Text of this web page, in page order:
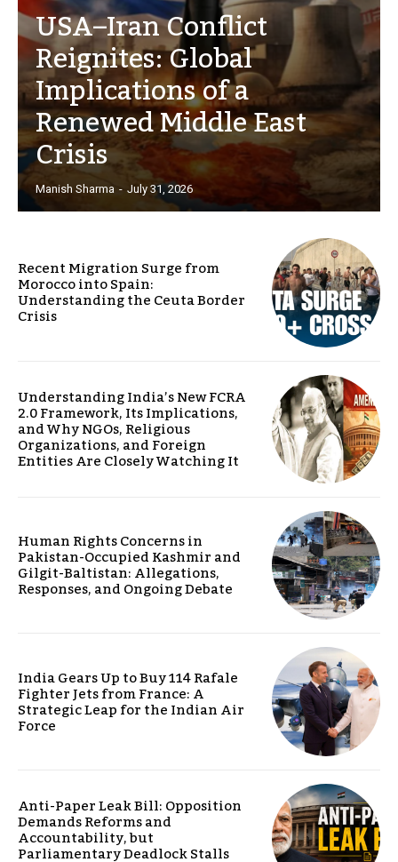
USA–Iran Conflict
Reignites: Global
Implications of a
Renewed Middle East
Crisis
Manish Sharma - July 31, 2026
Recent Migration Surge from
Morocco into Spain:
Understanding the Ceuta Border
Crisis
Understanding India’s New FCRA
2.0 Framework, Its Implications,
and Why NGOs, Religious
Organizations, and Foreign
Entities Are Closely Watching It
Human Rights Concerns in
Pakistan-Occupied Kashmir and
Gilgit-Baltistan: Allegations,
Responses, and Ongoing Debate
India Gears Up to Buy 114 Rafale
Fighter Jets from France: A
Strategic Leap for the Indian Air
Force
Anti-Paper Leak Bill: Opposition
Demands Reforms and
Accountability, but
Parliamentary Deadlock Stalls